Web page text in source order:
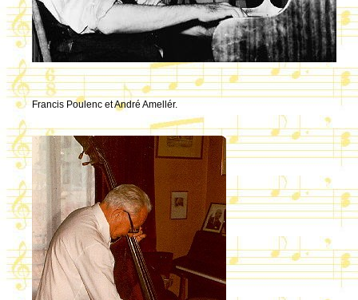
Francis Poulenc et André Amellér.